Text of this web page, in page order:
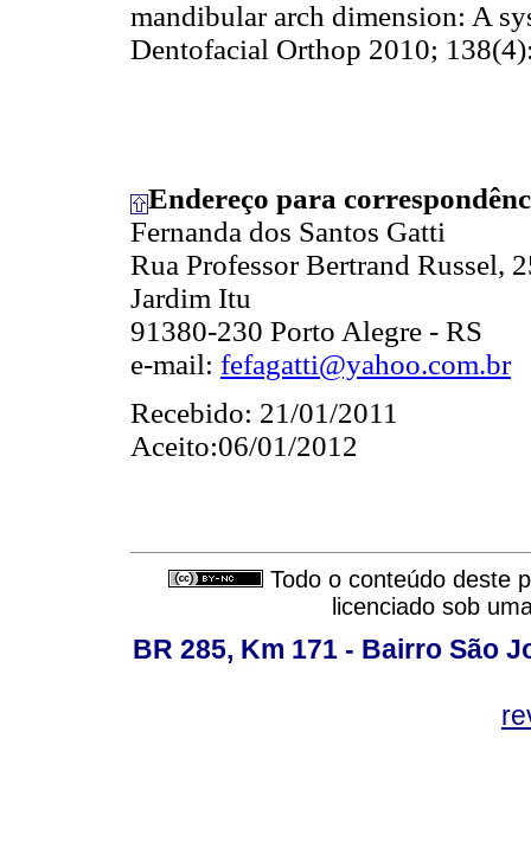
mandibular arch dimension: A
Dentofacial Orthop 2010;
Endereço para
Fernanda dos Santos Gatti
Rua Professor Bertrand Russel,
Jardim Itu
91380-230 Porto Alegre - RS
e-mail: fefagatti@yahoo.com.br
Recebido: 21/01/2011
Aceito:06/01/2012
Todo o conteúdo deste
licenciado sob
BR 285, Km 171 - Bairro São